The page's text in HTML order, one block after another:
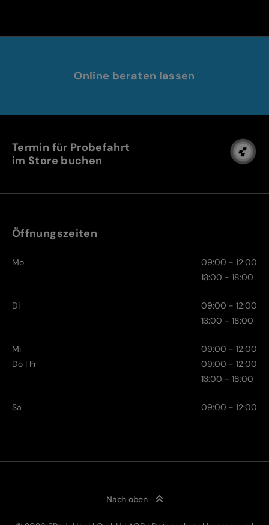
Online beraten lassen
Termin für Probefahrt
im Store buchen
Öffnungszeiten
Mo
09:00 - 12:00
13:00 - 18:00
Di
09:00 - 12:00
13:00 - 18:00
Mi
09:00 - 12:00
Do | Fr
09:00 - 12:00
13:00 - 18:00
Sa 09:00 - 12:00
Nach oben